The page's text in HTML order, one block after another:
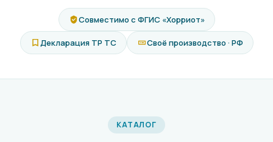
Совместимо с ФГИС «Хорриот»
Декларация ТР ТС Своё производство · РФ
КАТАЛОГ